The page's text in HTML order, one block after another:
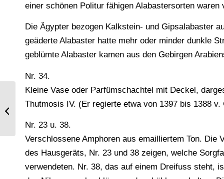
einer schönen Politur fähigen Alabastersorten waren
Die Ägypter bezogen Kalkstein- und Gipsalabaster
geäderte Alabaster hatte mehr oder minder dunkle
geblümte Alabaster kamen aus den Gebirgen
Nr. 34.
Kleine Vase oder Parfümschachtel mit Deckel,
Thutmosis IV. (Er regierte etwa von 1397 bis 1388 v.
Nr. 23 u. 38.
Verschlossene Amphoren aus emailliertem Ton. Die
des Hausgeräts, Nr. 23 und 38 zeigen, welche
verwendeten. Nr. 38, das auf einem Dreifuss steht,
Bedruckte Seidenstoffe aus